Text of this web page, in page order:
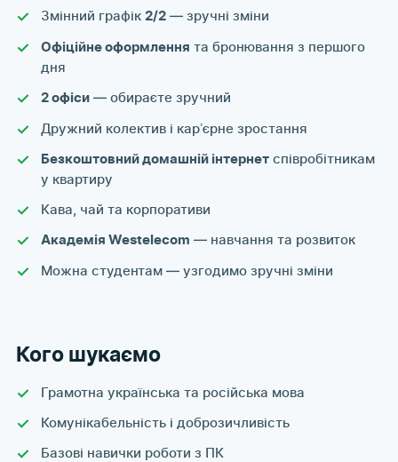
Змінний графік 2/2 — зручні зміни
Офіційне оформлення та бронювання з першого
дня
2 офіси — обираєте зручний
Дружний колектив і карʼєрне зростання
Безкоштовний домашній інтернет співробітникам
у квартиру
Кава, чай та корпоративи
Академія Westelecom — навчання та розвиток
Можна студентам — узгодимо зручні зміни
Кого шукаємо
Грамотна українська та російська мова
Комунікабельність і доброзичливість
Базові навички роботи з ПК